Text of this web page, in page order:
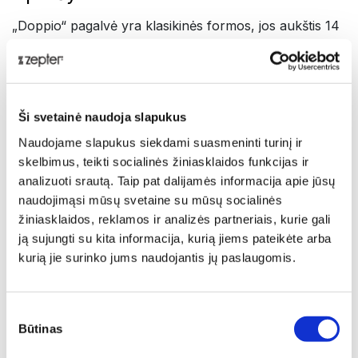
Ši svetainė naudoja slapukus
Naudojame slapukus siekdami suasmeninti turinį ir
skelbimus, teikti socialinės žiniasklaidos funkcijas ir
analizuoti srautą. Taip pat dalijamės informacija apie jūsų
naudojimąsi mūsų svetaine su mūsų socialinės
žiniasklaidos, reklamos ir analizės partneriais, kurie gali
ją sujungti su kita informacija, kurią jiems pateikėte arba
kurią jie surinko jums naudojantis jų paslaugomis.
pasirinkimas
Būtinas
„Doppio“ pagalvė yra klasikinės formos, jos aukštis 14
„Doppio“ pagalvė:
• Termoreguliacija, optimalios miegui temperatūros
palaikymas
• Vėsios pusės dėka sumažėja kūno temperatūra,
tuomet atsinaujina ląstelės, lėtėja senėjimo procesai,
sumažėja prakaitavimas – taigi ir mikrobų dauginimasis.
Pristatymas
Dvipusė „Doppio“ pagalvė:
EXTRAQUANO pusė (pilkas fonas, raudoni „liepsnos“
danga su polibiomolekulėmis, kurios efektyviai atspindi